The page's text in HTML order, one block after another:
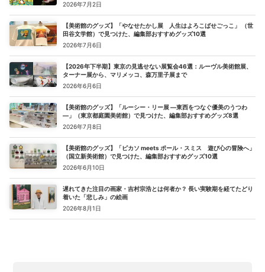
2026年7月2日
【美術館のグッズ】「やなせたかし展 人生はよろこばせごっこ」 （世
田谷文学館）で見つけた、編集部おすすめグッズ10選
2026年7月6日
【2026年下半期】東京の見逃せない展覧会46選：ルーヴル美術館展、
ターナー展から、マリメッコ、森万里子展まで
2026年6月6日
【美術館のグッズ】「ルーシー・リー展 ―東西をつなぐ優美のうつわ
―」（東京都庭園美術館）で見つけた、編集部おすすめグッズ8選
2026年7月8日
【美術館のグッズ】「ピカソ meets ポール・スミス 遊び心の冒険へ」
（国立新美術館）で見つけた、編集部おすすめグッズ10選
2026年6月10日
遅れてきた注目の画家・吉村宗浩とは何者か？ 長い実験期を経てたどり
着いた「悲しみ」の絵画
2026年8月1日